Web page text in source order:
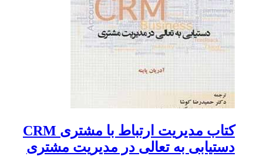
کتاب مدیریت ارتباط با مشتری CRM
دستیابی به تعالی در مدیریت مشتری